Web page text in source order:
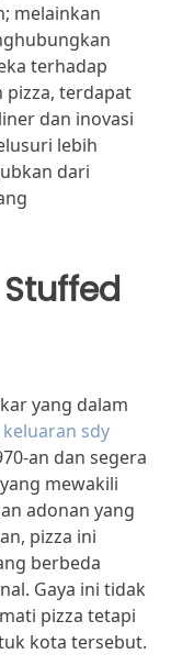
melainkan
terhadap
pizza, terdapat
dan inovasi
lebih
dari
yang dalam
keluaran sdy
an dan segera
mewakili
adonan yang
pizza ini
berbeda
Gaya ini tidak
pizza tetapi
kota tersebut.